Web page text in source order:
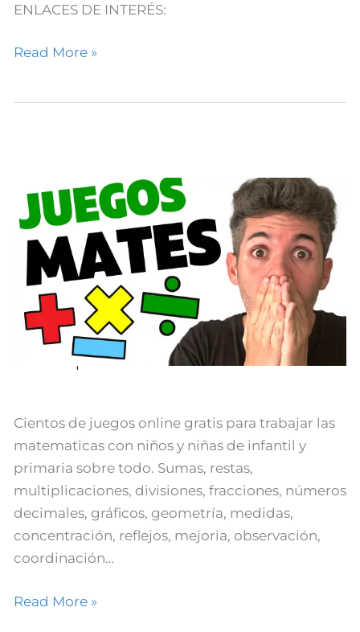
ENLACES DE INTERÉS:
Read More »
100+ Juegos Gratis Para
Aprender Matemáticas
Cientos de juegos online gratis para trabajar las
matematicas con niños y niñas de infantil y
primaria sobre todo. Sumas, restas,
multiplicaciones, divisiones, fracciones, números
decimales, gráficos, geometría, medidas,
concentración, reflejos, mejoria, observación,
coordinación…
100+
Juegos
Gratis
Para
Aprender
Matemáticas
Read More »